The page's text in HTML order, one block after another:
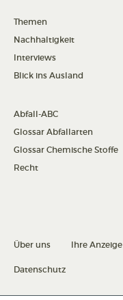
Themen
Nachhaltigkeit
Interviews
Blick ins Ausland
Abfall-ABC
Glossar Abfallarten
Glossar Chemische Stoffe
Recht
Über uns Ihre Anzeige
Datenschutz